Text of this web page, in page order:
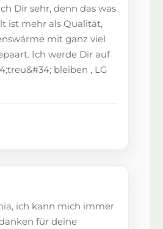
Dir sehr, denn das was
ist mehr als Qualität,
mit ganz viel
Ich werde Dir auf
bleiben , LG
ich kann mich immer
für deine